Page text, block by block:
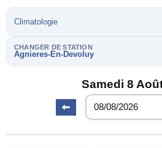
Climatologie
CHANGER DE STATION
Agnieres-En-Devoluy
Samedi 8